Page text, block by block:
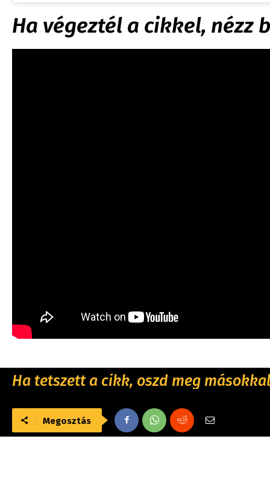
Ha végeztél a cikkel, nézz
Ha tetszett a cikk, oszd meg
Megosztás